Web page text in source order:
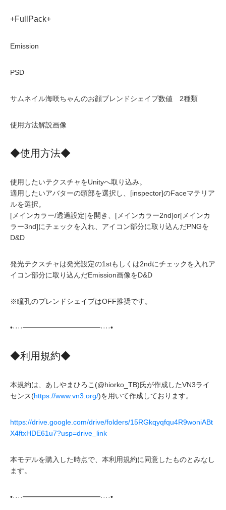
+FullPack+
Emission
PSD
サムネイル海咲ちゃんのお顔ブレンドシェイプ数値 2種類
使用方法解説画像
◆使用方法◆
使用したいテクスチャをUnityへ取り込み。
適用したいアバターの頭部を選択し、[inspector]のFaceマテリア
ルを選択。
[メインカラー/透過設定]を開き、[メインカラー2nd]or[メインカ
ラー3nd]にチェックを入れ、アイコン部分に取り込んだPNGを
D&D
発光テクスチャは発光設定の1stもしくは2ndにチェックを入れア
イコン部分に取り込んだEmission画像をD&D
※瞳孔のブレンドシェイプはOFF推奨です。
•····━━━━━━━━━━━····•
◆利用規約◆
本規約は、あしやまひろこ(@hiorko_TB)氏が作成したVN3ライ
センス(https://www.vn3.org/)を用いて作成しております。
https://drive.google.com/drive/folders/15RGkqyqfqu4R9woniABt
X4ftxHDE61u7?usp=drive_link
本モデルを購入した時点で、本利用規約に同意したものとみなし
ます。
•····━━━━━━━━━━━····•